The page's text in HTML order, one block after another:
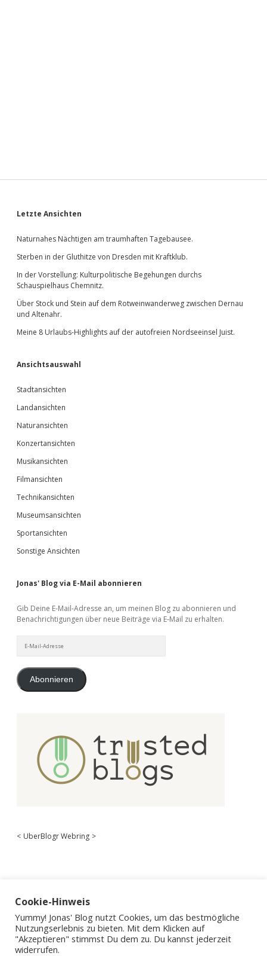
Sidebar
Letzte Ansichten
Naturnahes Nächtigen am traumhaften Tagebausee.
Sterben in der Gluthitze von Dresden mit Kraftklub.
In der Vorstellung: Kulturpolitische Begehungen durchs
Schauspielhaus Chemnitz.
Über Stock und Stein auf dem Rotweinwanderweg zwischen Dernau
und Altenahr.
Meine 8 Urlaubs-Highlights auf der autofreien Nordseeinsel Juist.
Ansichtsauswahl
Stadtansichten
Landansichten
Naturansichten
Konzertansichten
Musikansichten
Filmansichten
Technikansichten
Museumsansichten
Sportansichten
Sonstige Ansichten
Jonas' Blog via E-Mail abonnieren
Gib Deine E-Mail-Adresse an, um meinen Blog zu abonnieren und
Benachrichtigungen über neue Beiträge via E-Mail zu erhalten.
Mail-
Abonnieren
< UberBlogr Webring >
Cookie-Hinweis
Yummy! Jonas' Blog nutzt Cookies, um das bestmögliche
Nutzungserlebnis zu bieten. Mit dem Klicken auf
"Akzeptieren" stimmst Du dem zu. Du kannst jederzeit
widerrufen.